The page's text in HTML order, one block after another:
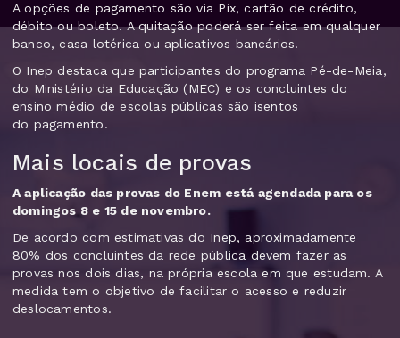
A opções de pagamento são via Pix, cartão de crédito,
débito ou boleto. A quitação poderá ser feita em qualquer
banco, casa lotérica ou aplicativos bancários.
O Inep destaca que participantes do programa Pé-de-Meia,
do Ministério da Educação (MEC) e os concluintes do
ensino médio de escolas públicas são isentos
do pagamento.
Mais locais de provas
A aplicação das provas do Enem está agendada para os
domingos 8 e 15 de novembro.
De acordo com estimativas do Inep, aproximadamente
80% dos concluintes da rede pública devem fazer as
provas nos dois dias, na própria escola em que estudam. A
medida tem o objetivo de facilitar o acesso e reduzir
deslocamentos.